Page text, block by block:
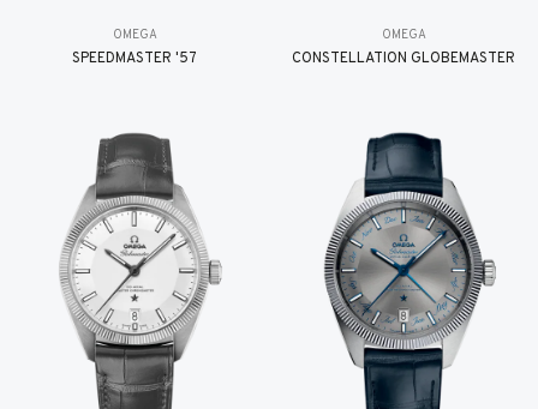
OMEGA
SPEEDMASTER '57
OMEGA
CONSTELLATION GLOBEMASTER